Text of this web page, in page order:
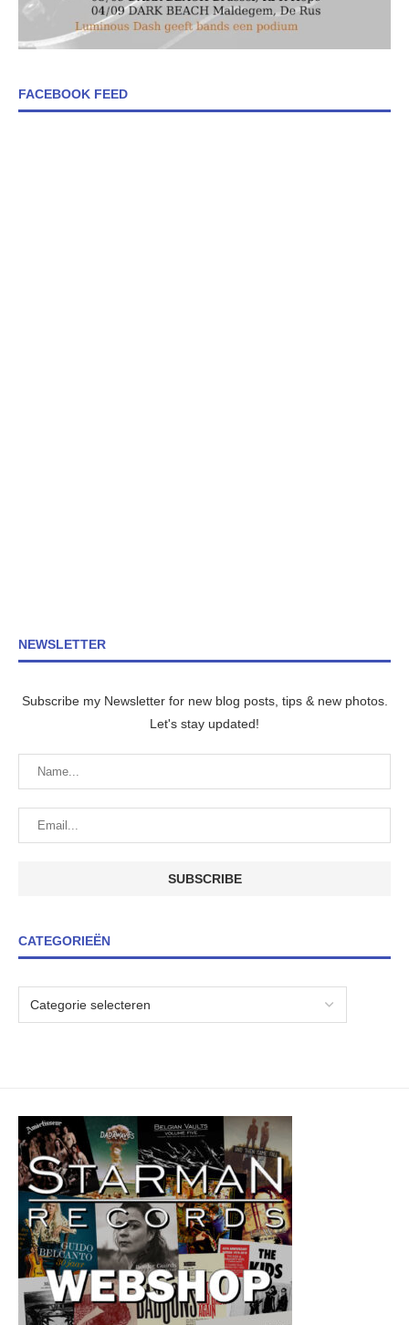
FACEBOOK FEED
NEWSLETTER
Subscribe my Newsletter for new blog posts, tips & new photos.
Let's stay updated!
CATEGORIEËN